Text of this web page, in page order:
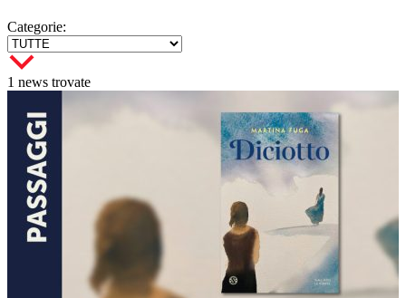
Categorie:
1 news trovate